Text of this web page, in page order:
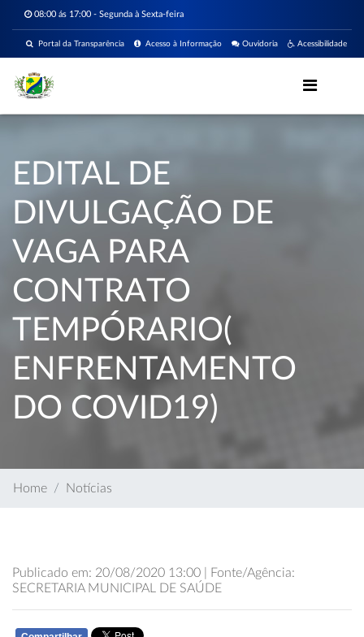
08:00 ás 17:00 - Segunda à Sexta-feira
Acessibilidade
Ouvidoria
Acesso à Informação
Portal da Transparência
EDITAL DE
DIVULGAÇÃO DE
VAGA PARA
CONTRATO
TEMPÓRARIO(
ENFRENTAMENTO
DO COVID19)
Home Notícias
Publicado em: 20/08/2020 13:00 | Fonte/Agência:
SECRETARIA MUNICIPAL DE SAÚDE